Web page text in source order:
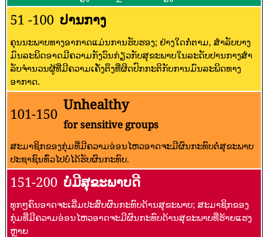
51 -100 ປານກາງ
ຄຸນນະພາບທາງອາກາດແມ່ນການຮັບຮອງ; ຢ່າງໃດກໍ່ຕາມ, ສໍາລັບບາງ
ມົນລະພິດອາດມີຄວາມກັງວົນກ່ຽວກັບສຸຂະພາບໃນລະດັບປານກາງສໍາ
ລັບຈໍານວນຜູ້ທີ່ມີຄວາມເຄັ່ງຕຶງທີ່ຜິດປົກກະຕິກັບການມົນລະພິດທາງ
ອາກາດ.
101-150
Unhealthy
for sensitive groups
ສະມາຊິກຂອງກຸ່ມທີ່ມີຄວາມອ່ອນໄຫວອາດຈະມີຜົນກະທົບຕໍ່ສຸຂະພາບ
ປະຊາຊົນທົ່ວໄປບໍ່ໄດ້ຮັບຜົນກະທົບ.
151-200 ບໍ່ມີສຸຂະພາບດີ
ທຸກໆຄົນອາດຈະເລີ່ມປະສົບຜົນກະທົບດ້ານສຸຂະພາບ; ສະມາຊິກຂອງ
ກຸ່ມທີ່ມີຄວາມອ່ອນໄຫວອາດຈະມີຜົນກະທົບດ້ານສຸຂະພາບທີ່ຮ້າຍແຮງ
ຫຼາຍ